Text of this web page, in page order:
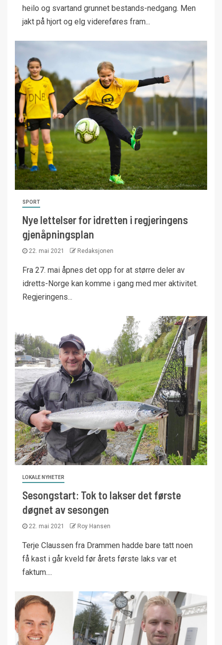
heilo og svartand grunnet bestands-nedgang. Men
jakt på hjort og elg videreføres fram...
SPORT
Nye lettelser for idretten i regjeringens
gjenåpningsplan
22. mai 2021 Redaksjonen
Fra 27. mai åpnes det opp for at større deler av
idretts-Norge kan komme i gang med mer aktivitet.
Regjeringens...
LOKALE NYHETER
Sesongstart: Tok to lakser det første
døgnet av sesongen
22. mai 2021 Roy Hansen
Terje Claussen fra Drammen hadde bare tatt noen
få kast i går kveld før årets første laks var et
faktum....